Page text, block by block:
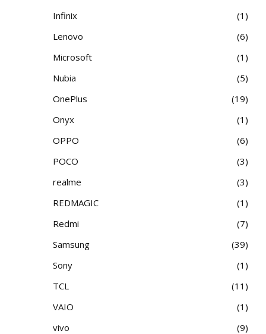
Infinix
1
Lenovo
6
Microsoft
1
Nubia
5
OnePlus
19
Onyx
1
OPPO
6
POCO
3
realme
3
REDMAGIC
1
Redmi
7
Samsung
39
Sony
1
TCL
11
VAIO
1
vivo
9